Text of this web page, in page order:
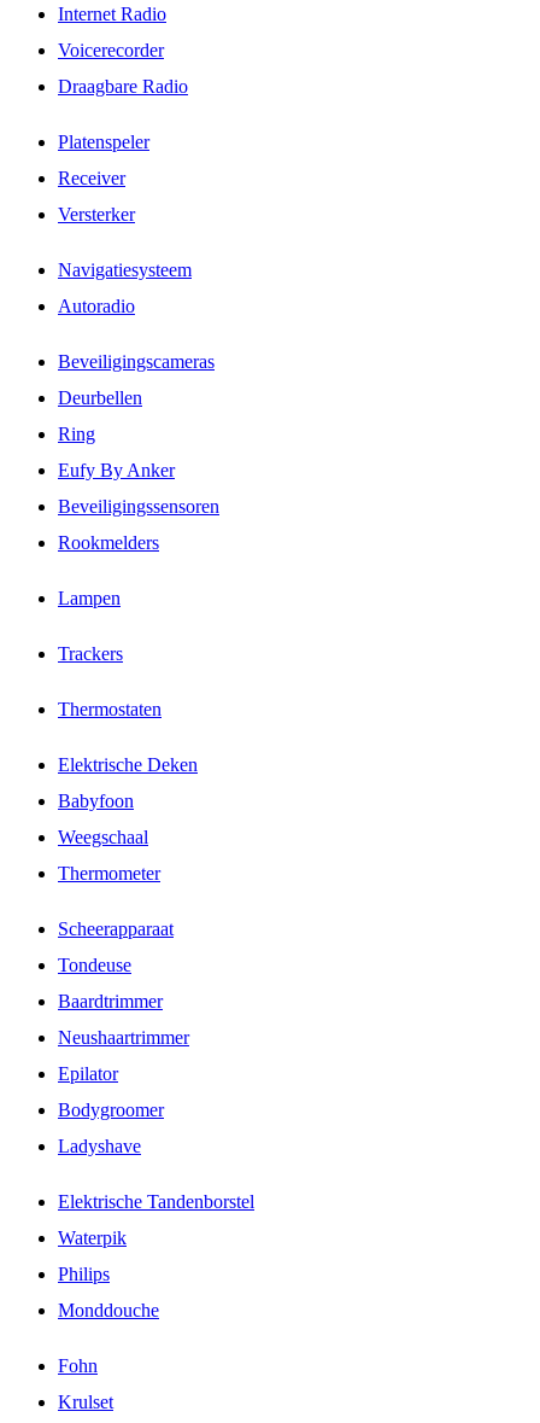
Internet Radio
Voicerecorder
Draagbare Radio
Platenspeler
Receiver
Versterker
Navigatiesysteem
Autoradio
Beveiligingscameras
Deurbellen
Ring
Eufy By Anker
Beveiligingssensoren
Rookmelders
Lampen
Trackers
Thermostaten
Elektrische Deken
Babyfoon
Weegschaal
Thermometer
Scheerapparaat
Tondeuse
Baardtrimmer
Neushaartrimmer
Epilator
Bodygroomer
Ladyshave
Elektrische Tandenborstel
Waterpik
Philips
Monddouche
Fohn
Krulset